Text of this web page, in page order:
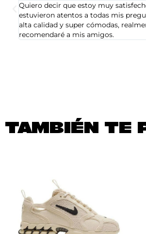
Quiero decir que estoy muy
estuvieron atentos a todas mis
alta calidad y super cómodas,
recomendaré a mis amigos.
TAMBIÉN TE